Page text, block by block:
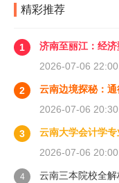
精彩推荐
1
济南至丽江：经
2026-07-06
2
云南边境探秘：
2026-07-06
3
云南大学会计学
2026-07-06
4
云南三本院校全